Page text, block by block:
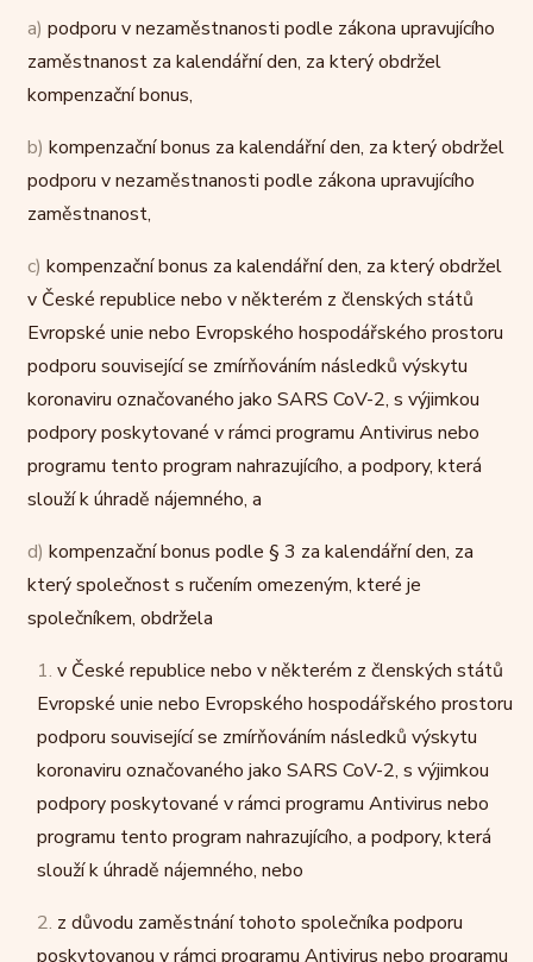
a) podporu v nezaměstnanosti podle zákona upravujícího
zaměstnanost za kalendářní den, za který obdržel
kompenzační bonus,
b) kompenzační bonus za kalendářní den, za který obdržel
podporu v nezaměstnanosti podle zákona upravujícího
zaměstnanost,
c) kompenzační bonus za kalendářní den, za který obdržel
v České republice nebo v některém z členských států
Evropské unie nebo Evropského hospodářského prostoru
podporu související se zmírňováním následků výskytu
koronaviru označovaného jako SARS CoV-2, s výjimkou
podpory poskytované v rámci programu Antivirus nebo
programu tento program nahrazujícího, a podpory, která
slouží k úhradě nájemného, a
d) kompenzační bonus podle § 3 za kalendářní den, za
který společnost s ručením omezeným, které je
společníkem, obdržela
1. v České republice nebo v některém z členských států
Evropské unie nebo Evropského hospodářského prostoru
podporu související se zmírňováním následků výskytu
koronaviru označovaného jako SARS CoV-2, s výjimkou
podpory poskytované v rámci programu Antivirus nebo
programu tento program nahrazujícího, a podpory, která
slouží k úhradě nájemného, nebo
2. z důvodu zaměstnání tohoto společníka podporu
poskytovanou v rámci programu Antivirus nebo programu